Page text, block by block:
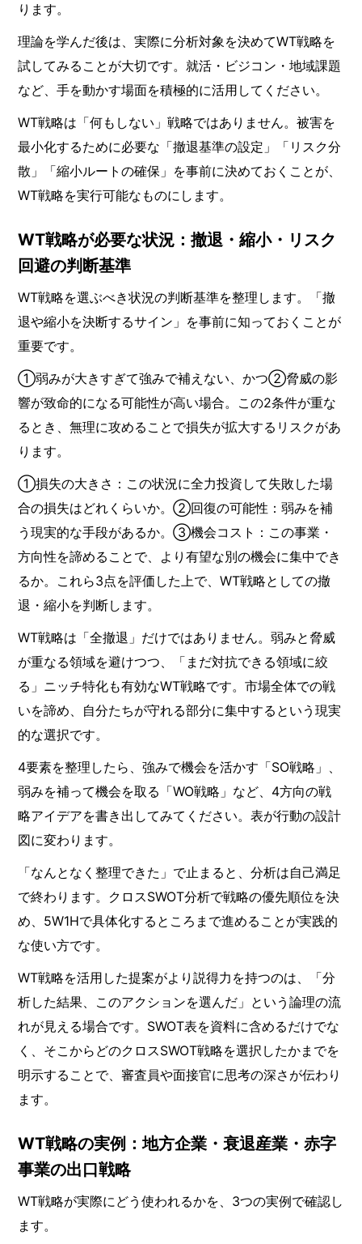
ります。
理論を学んだ後は、実際に分析対象を決めてWT戦略を
試してみることが大切です。就活・ビジコン・地域課題
など、手を動かす場面を積極的に活用してください。
WT戦略は「何もしない」戦略ではありません。被害を
最小化するために必要な「撤退基準の設定」「リスク分
散」「縮小ルートの確保」を事前に決めておくことが、
WT戦略を実行可能なものにします。
WT戦略が必要な状況：撤退・縮小・リスク
回避の判断基準
WT戦略を選ぶべき状況の判断基準を整理します。「撤
退や縮小を決断するサイン」を事前に知っておくことが
重要です。
①弱みが大きすぎて強みで補えない、かつ②脅威の影
響が致命的になる可能性が高い場合。この2条件が重な
るとき、無理に攻めることで損失が拡大するリスクがあ
ります。
①損失の大きさ：この状況に全力投資して失敗した場
合の損失はどれくらいか。②回復の可能性：弱みを補
う現実的な手段があるか。③機会コスト：この事業・
方向性を諦めることで、より有望な別の機会に集中でき
るか。これら3点を評価した上で、WT戦略としての撤
退・縮小を判断します。
WT戦略は「全撤退」だけではありません。弱みと脅威
が重なる領域を避けつつ、「まだ対抗できる領域に絞
る」ニッチ特化も有効なWT戦略です。市場全体での戦
いを諦め、自分たちが守れる部分に集中するという現実
的な選択です。
4要素を整理したら、強みで機会を活かす「SO戦略」、
弱みを補って機会を取る「WO戦略」など、4方向の戦
略アイデアを書き出してみてください。表が行動の設計
図に変わります。
「なんとなく整理できた」で止まると、分析は自己満足
で終わります。クロスSWOT分析で戦略の優先順位を決
め、5W1Hで具体化するところまで進めることが実践的
な使い方です。
WT戦略を活用した提案がより説得力を持つのは、「分
析した結果、このアクションを選んだ」という論理の流
れが見える場合です。SWOT表を資料に含めるだけでな
く、そこからどのクロスSWOT戦略を選択したかまでを
明示することで、審査員や面接官に思考の深さが伝わり
ます。
WT戦略の実例：地方企業・衰退産業・赤字
事業の出口戦略
WT戦略が実際にどう使われるかを、3つの実例で確認し
ます。